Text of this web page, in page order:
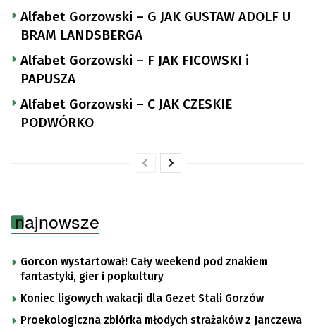
Alfabet Gorzowski – G JAK GUSTAW ADOLF U
BRAM LANDSBERGA
Alfabet Gorzowski – F JAK FICOWSKI i
PAPUSZA
Alfabet Gorzowski – C JAK CZESKIE
PODWÓRKO
najnowsze
Gorcon wystartował! Cały weekend pod znakiem
fantastyki, gier i popkultury
Koniec ligowych wakacji dla Gezet Stali Gorzów
Proekologiczna zbiórka młodych strażaków z Janczewa